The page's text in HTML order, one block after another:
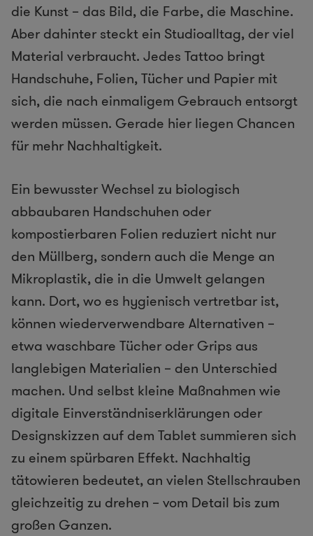
die Kunst – das Bild, die Farbe, die Maschine.
Aber dahinter steckt ein Studioalltag, der viel
Material verbraucht. Jedes Tattoo bringt
Handschuhe, Folien, Tücher und Papier mit
sich, die nach einmaligem Gebrauch entsorgt
werden müssen. Gerade hier liegen Chancen
für mehr Nachhaltigkeit.
Ein bewusster Wechsel zu biologisch
abbaubaren Handschuhen oder
kompostierbaren Folien reduziert nicht nur
den Müllberg, sondern auch die Menge an
Mikroplastik, die in die Umwelt gelangen
kann. Dort, wo es hygienisch vertretbar ist,
können wiederverwendbare Alternativen –
etwa waschbare Tücher oder Grips aus
langlebigen Materialien – den Unterschied
machen. Und selbst kleine Maßnahmen wie
digitale Einverständniserklärungen oder
Designskizzen auf dem Tablet summieren sich
zu einem spürbaren Effekt. Nachhaltig
tätowieren bedeutet, an vielen Stellschrauben
gleichzeitig zu drehen – vom Detail bis zum
großen Ganzen.